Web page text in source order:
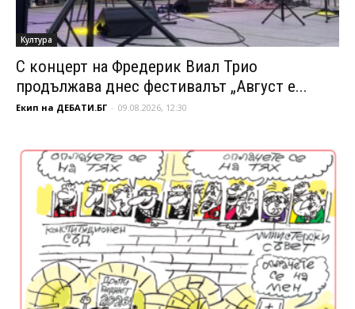
Култура
С концерт на Фредерик Виал Трио
продължава днес фестивалът „Август е...
Екип на ДЕБАТИ.БГ - 09.08.2026, 12:30